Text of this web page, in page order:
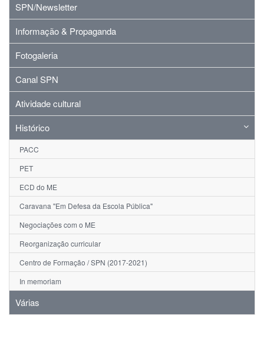
SPN/Newsletter
Informação & Propaganda
Fotogaleria
Canal SPN
Atividade cultural
Histórico
PACC
PET
ECD do ME
Caravana "Em Defesa da Escola Pública"
Negociações com o ME
Reorganização curricular
Centro de Formação / SPN (2017-2021)
In memoriam
Várias